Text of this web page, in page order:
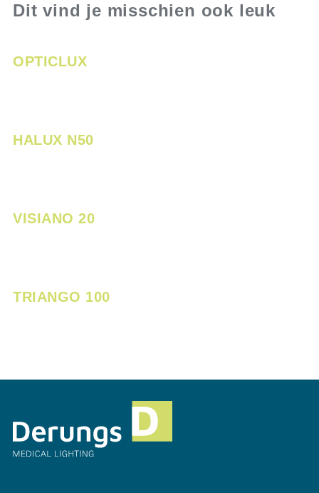
Dit vind je misschien ook leuk
OPTICLUX
HALUX N50
VISIANO 20
TRIANGO 100